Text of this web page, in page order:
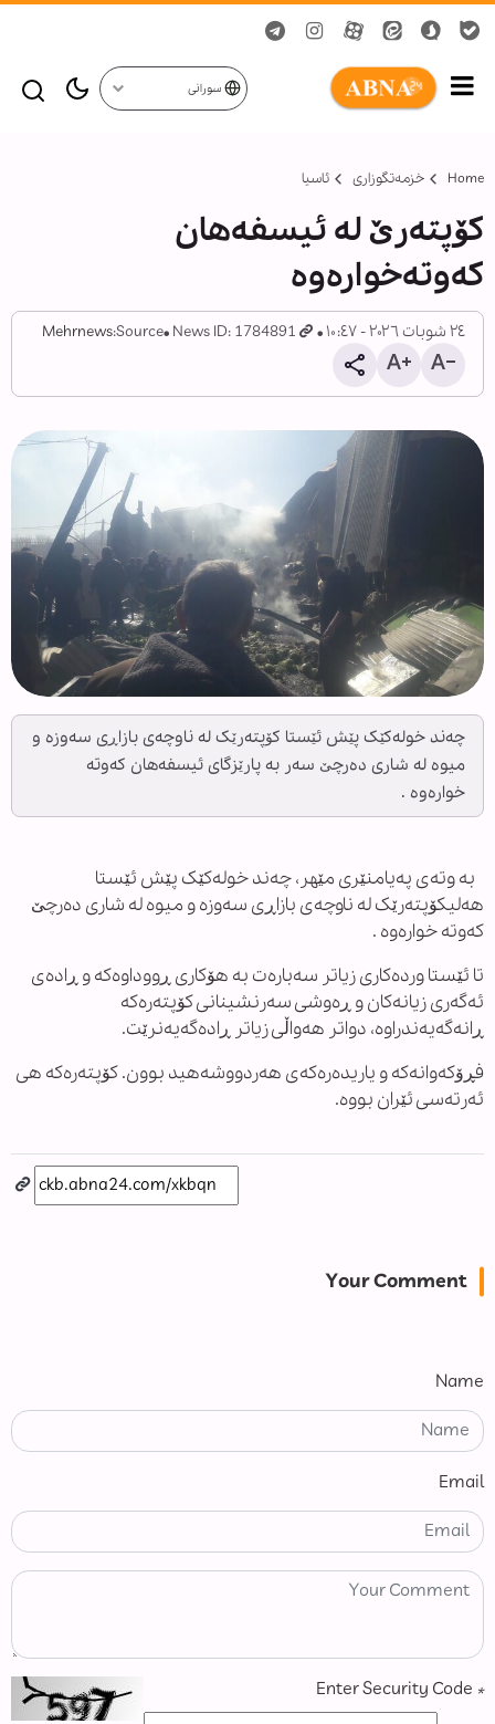
سورانی
Home خزمەتگوزاری ئاسیا
کۆپتەرێ لە ئیسفەهان
کەوتەخوارەوە
٢٤ شوبات ٢٠٢٦ - ١٠:٤٧ News ID: 1784891
Source:
Mehrnews
چەند خولەکێک پێش ئێستا کۆپتەرێک لە ناوچەی بازاڕی سەوزە و
میوە لە شاری دەرچێ سەر بە پارێزگای ئیسفەهان کەوتە
خوارەوە .
بە وتەی پەیامنێری مێهر، چەند خولەکێک پێش ئێستا
هەلیکۆپتەرێک لە ناوچەی بازاڕی سەوزە و میوە لە شاری دەرچێ
کەوتە خوارەوە .
تا ئێستا وردەکاری زیاتر سەبارەت بە هۆکاری ڕووداوەکە و ڕادەی
ئەگەری زیانەکان و ڕەوشی سەرنشینانی کۆپتەرەکە
ڕانەگەیەندراوە، دواتر هەواڵی زیاتر ڕادەگەیەنرێت.
فڕۆکەوانەکە و یاریدەرەکەی هەردووشەهید بوون. کۆپتەرەکە هی
ئەرتەسی ئێران بووە.
Your Comment
Name
Email
*